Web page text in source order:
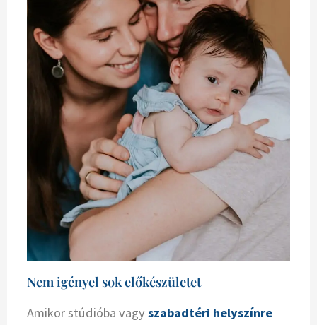
Nem igényel sok előkészületet
Amikor stúdióba vagyszabadtéri helyszínre